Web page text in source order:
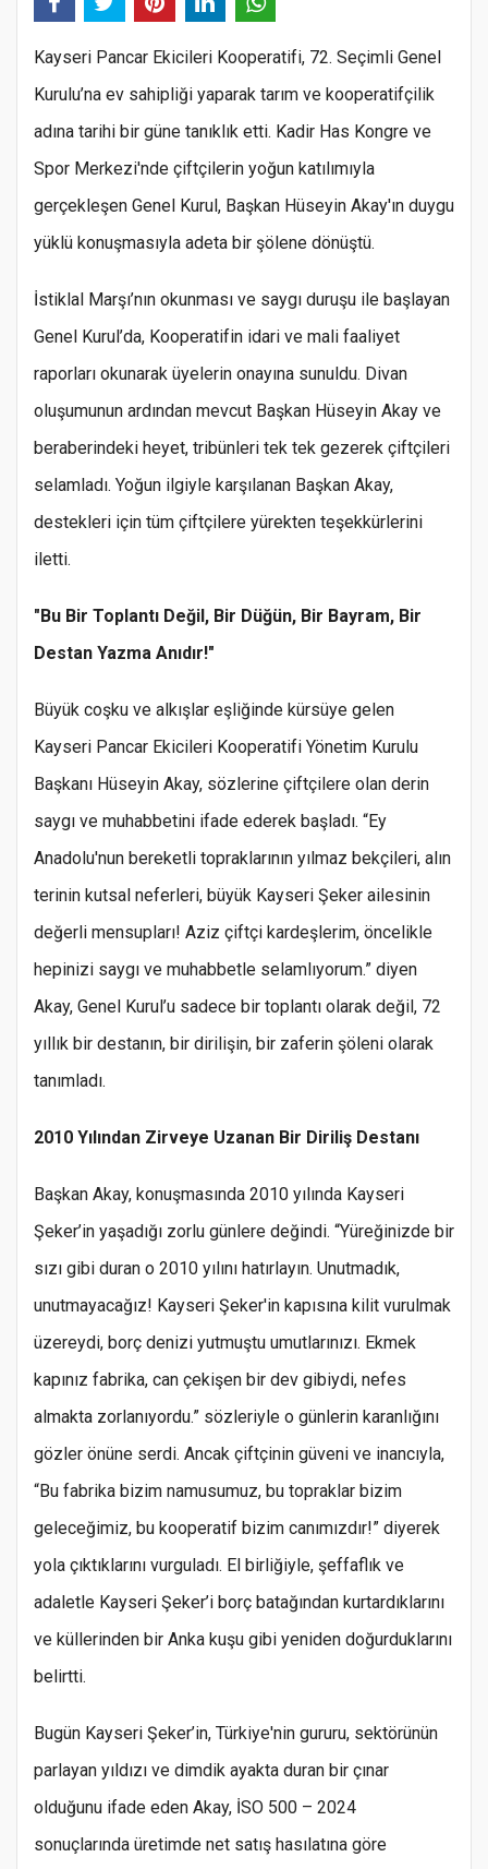
Kayseri Pancar Ekicileri Kooperatifi, 72. Seçimli Genel
Kurulu’na ev sahipliği yaparak tarım ve kooperatifçilik
adına tarihi bir güne tanıklık etti. Kadir Has Kongre ve
Spor Merkezi'nde çiftçilerin yoğun katılımıyla
gerçekleşen Genel Kurul, Başkan Hüseyin Akay'ın duygu
yüklü konuşmasıyla adeta bir şölene dönüştü.
İstiklal Marşı’nın okunması ve saygı duruşu ile başlayan
Genel Kurul’da, Kooperatifin idari ve mali faaliyet
raporları okunarak üyelerin onayına sunuldu. Divan
oluşumunun ardından mevcut Başkan Hüseyin Akay ve
beraberindeki heyet, tribünleri tek tek gezerek çiftçileri
selamladı. Yoğun ilgiyle karşılanan Başkan Akay,
destekleri için tüm çiftçilere yürekten teşekkürlerini
iletti.
"Bu Bir Toplantı Değil, Bir Düğün, Bir Bayram, Bir
Destan Yazma Anıdır!"
Büyük coşku ve alkışlar eşliğinde kürsüye gelen
Kayseri Pancar Ekicileri Kooperatifi Yönetim Kurulu
Başkanı Hüseyin Akay, sözlerine çiftçilere olan derin
saygı ve muhabbetini ifade ederek başladı. “Ey
Anadolu'nun bereketli topraklarının yılmaz bekçileri, alın
terinin kutsal neferleri, büyük Kayseri Şeker ailesinin
değerli mensupları! Aziz çiftçi kardeşlerim, öncelikle
hepinizi saygı ve muhabbetle selamlıyorum.” diyen
Akay, Genel Kurul’u sadece bir toplantı olarak değil, 72
yıllık bir destanın, bir dirilişin, bir zaferin şöleni olarak
tanımladı.
2010 Yılından Zirveye Uzanan Bir Diriliş Destanı
Başkan Akay, konuşmasında 2010 yılında Kayseri
Şeker’in yaşadığı zorlu günlere değindi. “Yüreğinizde bir
sızı gibi duran o 2010 yılını hatırlayın. Unutmadık,
unutmayacağız! Kayseri Şeker'in kapısına kilit vurulmak
üzereydi, borç denizi yutmuştu umutlarınızı. Ekmek
kapınız fabrika, can çekişen bir dev gibiydi, nefes
almakta zorlanıyordu.” sözleriyle o günlerin karanlığını
gözler önüne serdi. Ancak çiftçinin güveni ve inancıyla,
“Bu fabrika bizim namusumuz, bu topraklar bizim
geleceğimiz, bu kooperatif bizim canımızdır!” diyerek
yola çıktıklarını vurguladı. El birliğiyle, şeffaflık ve
adaletle Kayseri Şeker’i borç batağından kurtardıklarını
ve küllerinden bir Anka kuşu gibi yeniden doğurduklarını
belirtti.
Bugün Kayseri Şeker’in, Türkiye'nin gururu, sektörünün
parlayan yıldızı ve dimdik ayakta duran bir çınar
olduğunu ifade eden Akay, İSO 500 – 2024
sonuçlarında üretimde net satış hasılatına göre